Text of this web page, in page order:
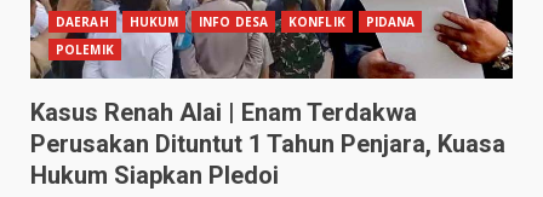
DAERAH HUKUM INFO DESA KONFLIK
PIDANA
POLEMIK
Kasus Renah Alai | Enam Terdakwa
Perusakan Dituntut 1 Tahun Penjara, Kuasa
Hukum Siapkan Pledoi